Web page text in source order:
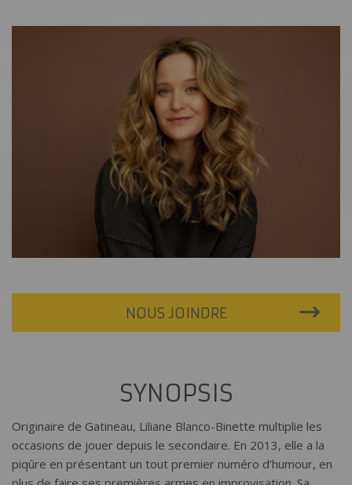
NOUVELLES
BILLETTERIE
NOUS JOINDRE
NOUS JOINDRE
SYNOPSIS
Originaire de Gatineau, Liliane Blanco-Binette multiplie les
occasions de jouer depuis le secondaire. En 2013, elle a la
piqûre en présentant un tout premier numéro d’humour, en